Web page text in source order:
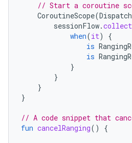
// Start a coroutine
CoroutineScope(
sessionFlow.collect
when(it)
{
is
is
}
}
}
}
// A code snippet that
fun cancelRanging() {